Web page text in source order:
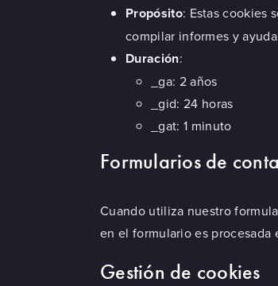
Propósito: Estas cookies
compilar informes y
Duración:
_ga: 2 años
_gid: 24 horas
_gat: 1 minuto
Formularios de
Cuando utiliza nuestro
en el formulario es
Gestión de cookies